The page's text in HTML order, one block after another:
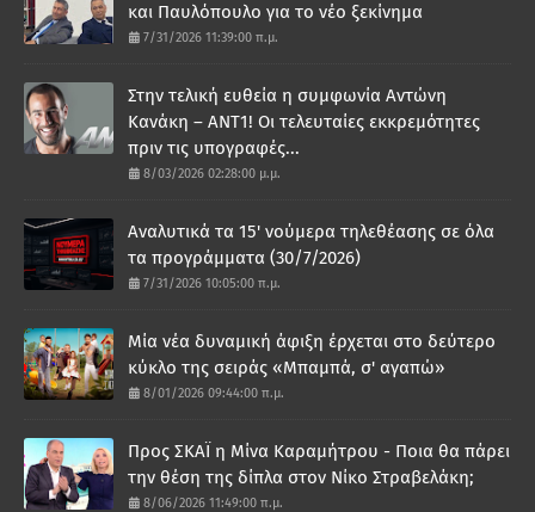
και Παυλόπουλο για το νέο ξεκίνημα
7/31/2026 11:39:00 π.μ.
Στην τελική ευθεία η συμφωνία Αντώνη
Κανάκη – ΑΝΤ1! Οι τελευταίες εκκρεμότητες
πριν τις υπογραφές...
8/03/2026 02:28:00 μ.μ.
Αναλυτικά τα 15' νούμερα τηλεθέασης σε όλα
τα προγράμματα (30/7/2026)
7/31/2026 10:05:00 π.μ.
Μία νέα δυναμική άφιξη έρχεται στο δεύτερο
κύκλο της σειράς «Μπαμπά, σ' αγαπώ»
8/01/2026 09:44:00 π.μ.
Προς ΣΚΑΪ η Μίνα Καραμήτρου - Ποια θα πάρει
την θέση της δίπλα στον Νίκο Στραβελάκη;
8/06/2026 11:49:00 π.μ.